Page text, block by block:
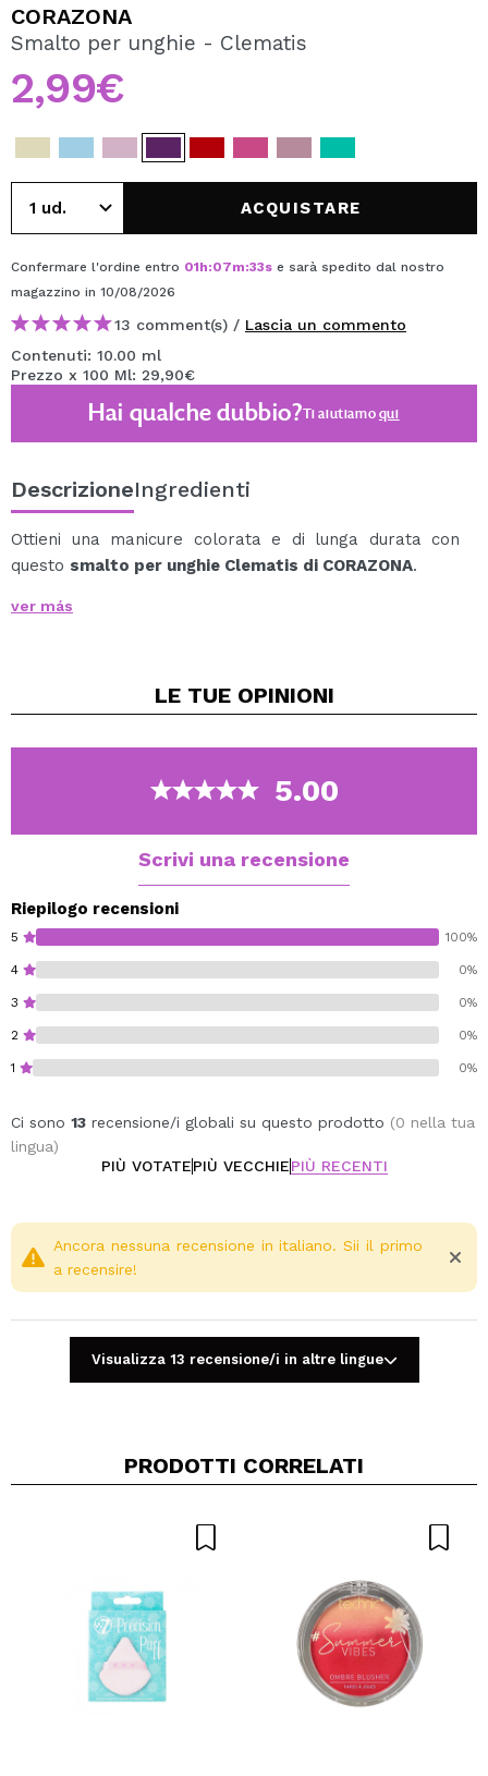
Creando un account su Maquibeauty.it potrai fare i tuoi
acquisti velocemente, controllare lo stato dei tuoi ordini e
consultare le tue operazioni precedenti.
CREARE UN ACCOUNT
CORAZONA
Smalto per unghie - Clematis
2,99€
ACQUISTARE
Confermare l'ordine entro 01h:07m:32s e sarà spedito dal nostro
magazzino in 10/08/2026
13 comment(s) / Lascia un commento
Contenuti: 10.00 ml
Prezzo x 100 Ml: 29,90€
Hai qualche dubbio?Ti aiutiamoqui
DescrizioneIngredienti
Ottieni una manicure colorata e di lunga durata con
questo smalto per unghie Clematis di CORAZONA.
Un colore ideale per sfoggiare unghie perfette e
combinazione con il top coat e il base coat Corazona e
prenditi cura delle tue unghie con i trattamenti del
ver más
LE TUE OPINIONI
5.00
Scrivi una recensione
Riepilogo recensioni
5 100%
4 0%
3 0%
2 0%
1 0%
Ci sono 13 recensione/i globali su questo prodotto (0 nella tua
lingua)
PIÙ VOTATEPIÙ VECCHIEPIÙ RECENTI
Condividi un video o una foto
Ancora nessuna recensione in italiano. Sii il primo
a recensire!
Visualizza 13 recensione/i in altre lingue
PRODOTTI CORRELATI